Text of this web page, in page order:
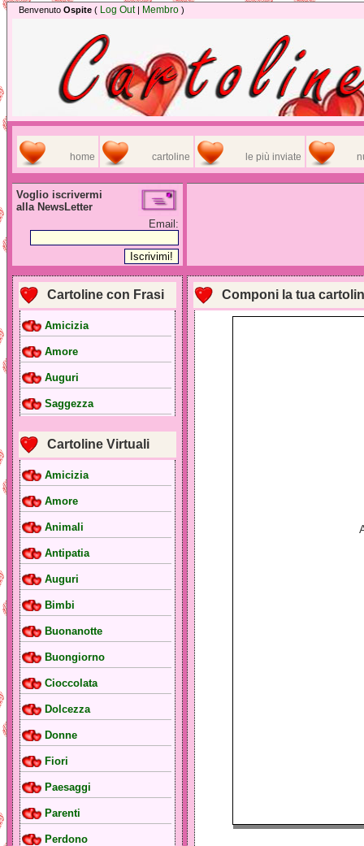
Benvenuto Ospite ( Log Out| Membro )
home cartoline le più inviate
Voglio iscrivermi
alla NewsLetter
Email:
Cartoline con Frasi
Amicizia
Amore
Auguri
Saggezza
Cartoline Virtuali
Amicizia
Amore
Animali
Antipatia
Auguri
Bimbi
Buonanotte
Buongiorno
Cioccolata
Dolcezza
Donne
Fiori
Paesaggi
Parenti
Perdono
Componi la tua